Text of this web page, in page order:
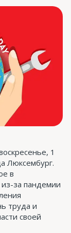
1
Люксембург.
в
за пандемии
труда и
своей